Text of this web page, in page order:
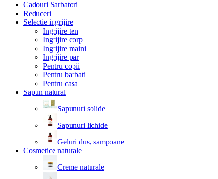
Cadouri Sarbatori
Reduceri
Selectie ingrijire
Ingrijire ten
Ingrijire corp
Ingrijire maini
Ingrijire par
Pentru copii
Pentru barbati
Pentru casa
Sapun natural
Sapunuri solide
Sapunuri lichide
Geluri dus, sampoane
Cosmetice naturale
Creme naturale